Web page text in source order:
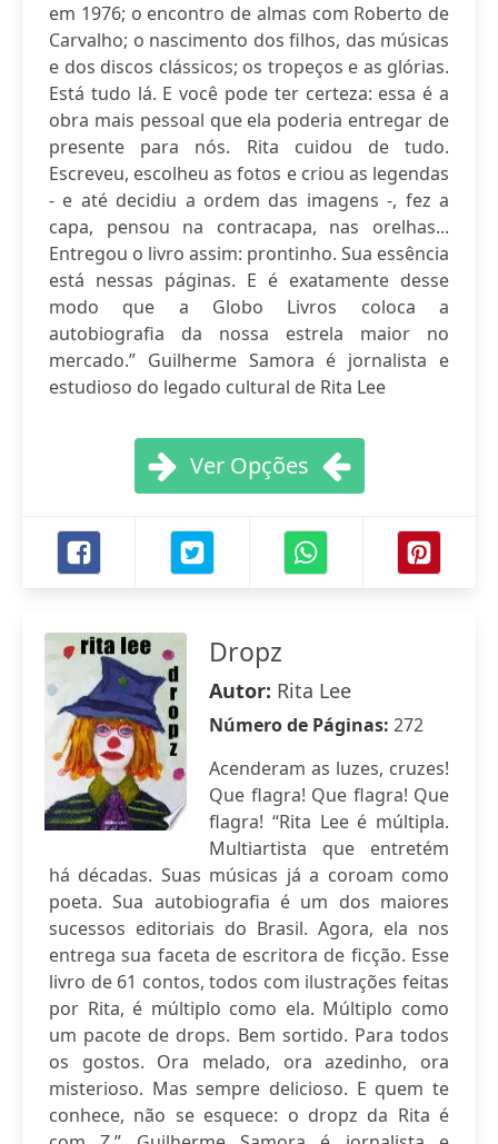
em 1976; o encontro de almas com Roberto de
Carvalho; o nascimento dos filhos, das músicas
e dos discos clássicos; os tropeços e as glórias.
Está tudo lá. E você pode ter certeza: essa é a
obra mais pessoal que ela poderia entregar de
presente para nós. Rita cuidou de tudo.
Escreveu, escolheu as fotos e criou as legendas
- e até decidiu a ordem das imagens -, fez a
capa, pensou na contracapa, nas orelhas...
Entregou o livro assim: prontinho. Sua essência
está nessas páginas. E é exatamente desse
modo que a Globo Livros coloca a
autobiografia da nossa estrela maior no
mercado.” Guilherme Samora é jornalista e
estudioso do legado cultural de Rita Lee
Ver Opções
Dropz
Autor: Rita Lee
Número de Páginas: 272
Acenderam as luzes, cruzes!
Que flagra! Que flagra! Que
flagra! “Rita Lee é múltipla.
Multiartista que entretém
há décadas. Suas músicas já a coroam como
poeta. Sua autobiografia é um dos maiores
sucessos editoriais do Brasil. Agora, ela nos
entrega sua faceta de escritora de ficção. Esse
livro de 61 contos, todos com ilustrações feitas
por Rita, é múltiplo como ela. Múltiplo como
um pacote de drops. Bem sortido. Para todos
os gostos. Ora melado, ora azedinho, ora
misterioso. Mas sempre delicioso. E quem te
conhece, não se esquece: o dropz da Rita é